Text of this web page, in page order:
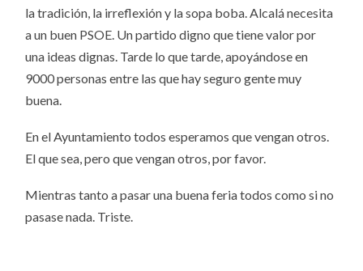
la tradición, la irreflexión y la sopa boba. Alcalá necesita
a un buen PSOE. Un partido digno que tiene valor por
una ideas dignas. Tarde lo que tarde, apoyándose en
9000 personas entre las que hay seguro gente muy
buena.
En el Ayuntamiento todos esperamos que vengan otros.
El que sea, pero que vengan otros, por favor.
Mientras tanto a pasar una buena feria todos como si no
pasase nada. Triste.